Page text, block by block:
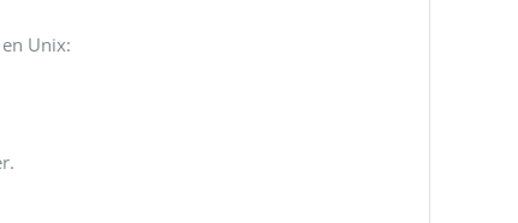
Unix: